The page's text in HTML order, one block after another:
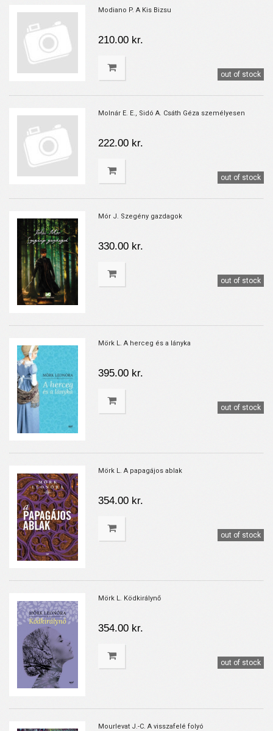
Modiano P. A Kis Bizsu
210.00 kr.
out of stock
Molnár E. E., Sidó A. Csáth Géza személyesen
222.00 kr.
out of stock
Mór J. Szegény gazdagok
330.00 kr.
out of stock
Mörk L. A herceg és a lányka
395.00 kr.
out of stock
Mörk L. A papagájos ablak
354.00 kr.
out of stock
Mörk L. Ködkirálynő
354.00 kr.
out of stock
Mourlevat J.-C. A visszafelé folyó